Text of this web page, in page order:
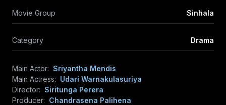
Movie Group Sinhala
Category Drama
Main Actor: Sriyantha Mendis
Main Actress: Udari Warnakulasuriya
Director: Siritunga Perera
Producer: Chandrasena Palihena